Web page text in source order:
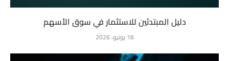
دليل المبتدئين للاستثمار في سوق الأسهم
18 يونيو، 2026